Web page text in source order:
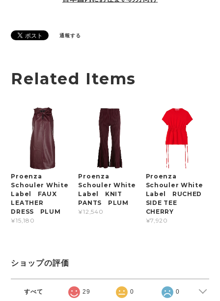
通報する
Related Items
Proenza
Schouler White
Label FAUX
LEATHER
DRESS PLUM
¥15,180
Proenza
Schouler White
Label KNIT
PANTS PLUM
¥12,540
Proenza
Schouler White
Label RUCHED
SIDE TEE
CHERRY
¥7,920
ショップの評価
すべて 29 0 0